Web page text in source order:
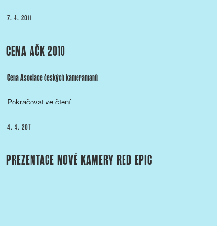
PUBLIKOVÁNO
7. 4. 2011
CENA AČK 2010
Cena Asociace českých kameramanů
Pokračovat ve čtení„Cena
PUBLIKOVÁNO
4. 4. 2011
PREZENTACE NOVÉ KAMERY RED EPIC